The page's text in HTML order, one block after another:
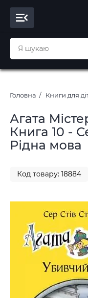
Головна Книги для
Агата
Книга 10 -
Рідна мова
Код товару: 18884